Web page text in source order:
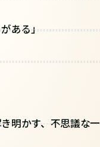
がある」
明かす、不思議な一